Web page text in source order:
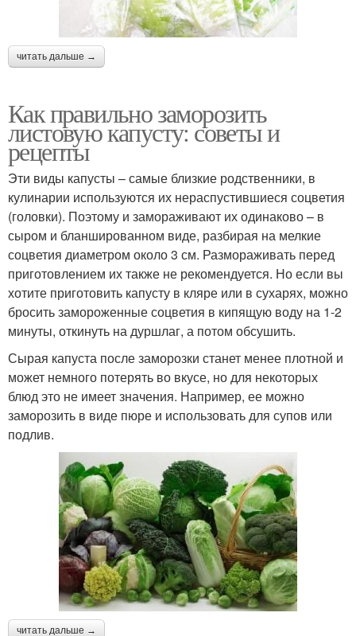
читать дальше →
Как правильно заморозить
листовую капусту: советы и
рецепты
Эти виды капусты – самые близкие родственники, в
кулинарии используются их нераспустившиеся соцветия
(головки). Поэтому и замораживают их одинаково – в
сыром и бланшированном виде, разбирая на мелкие
соцветия диаметром около 3 см. Размораживать перед
приготовлением их также не рекомендуется. Но если вы
хотите приготовить капусту в кляре или в сухарях, можно
бросить замороженные соцветия в кипящую воду на 1-2
минуты, откинуть на дуршлаг, а потом обсушить.
Сырая капуста после заморозки станет менее плотной и
может немного потерять во вкусе, но для некоторых
блюд это не имеет значения. Например, ее можно
заморозить в виде пюре и использовать для супов или
подлив.
читать дальше →